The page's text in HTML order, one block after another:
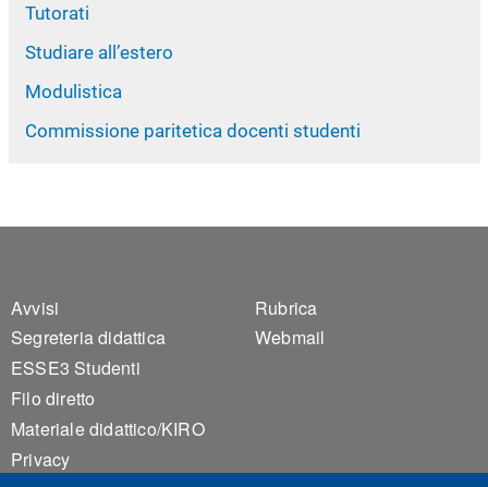
Tutorati
Studiare all’estero
Modulistica
Commissione paritetica docenti studenti
Footer 1
Avvisi
Segreteria didattica
ESSE3 Studenti
Filo diretto
Materiale didattico/KIRO
Privacy
Footer 2
Rubrica
Webmail